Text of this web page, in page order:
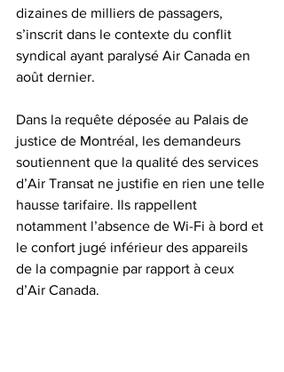
dizaines de milliers de passagers,
s’inscrit dans le contexte du conflit
syndical ayant paralysé Air Canada en
août dernier.
Dans la requête déposée au Palais de
justice de Montréal, les demandeurs
soutiennent que la qualité des services
d’Air Transat ne justifie en rien une telle
hausse tarifaire. Ils rappellent
notamment l’absence de Wi-Fi à bord et
le confort jugé inférieur des appareils
de la compagnie par rapport à ceux
d’Air Canada.